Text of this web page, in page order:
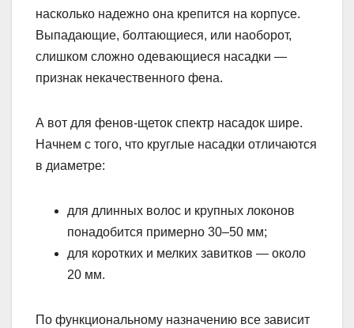
насколько надежно она крепится на корпусе.
Выпадающие, болтающиеся, или наоборот,
слишком сложно одевающиеся насадки —
признак некачественного фена.
А вот для фенов-щеток спектр насадок шире.
Начнем с того, что круглые насадки отличаются
в диаметре:
для длинных волос и крупных локонов
понадобится примерно 30–50 мм;
для коротких и мелких завитков — около
20 мм.
По функциональному назначению все зависит